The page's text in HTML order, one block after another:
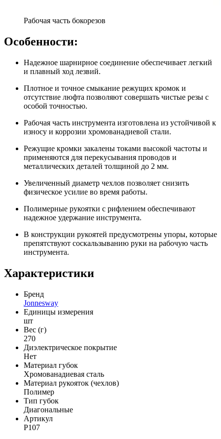
Рабочая часть бокорезов
Особенности:
Надежное шарнирное соединение обеспечивает легкий
и плавный ход лезвий.
Плотное и точное смыкание режущих кромок и
отсутствие люфта позволяют совершать чистые резы с
особой точностью.
Рабочая часть инструмента изготовлена из устойчивой к
износу и коррозии хромованадиевой стали.
Режущие кромки закалены токами высокой частоты и
применяются для перекусывания проводов и
металлических деталей толщиной до 2 мм.
Увеличенный диаметр чехлов позволяет снизить
физическое усилие во время работы.
Полимерные рукоятки с рифлением обеспечивают
надежное удержание инструмента.
В конструкции рукоятей предусмотрены упоры, которые
препятствуют соскальзыванию руки на рабочую часть
инструмента.
Характеристики
Бренд
Jonnesway
Единицы измерения
шт
Вес (г)
270
Диэлектрическое покрытие
Нет
Материал губок
Хромованадиевая сталь
Материал рукояток (чехлов)
Полимер
Тип губок
Диагональные
Артикул
P107